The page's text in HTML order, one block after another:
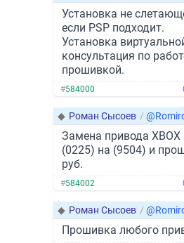
Установка не
если PSP подходит.
Установка
консультация по
прошивкой.
#584000
◆ Роман Сысоев /
Замена привода XBOX
(0225) на (9504) и
руб.
#584002
◆ Роман Сысоев /
Прошивка любого